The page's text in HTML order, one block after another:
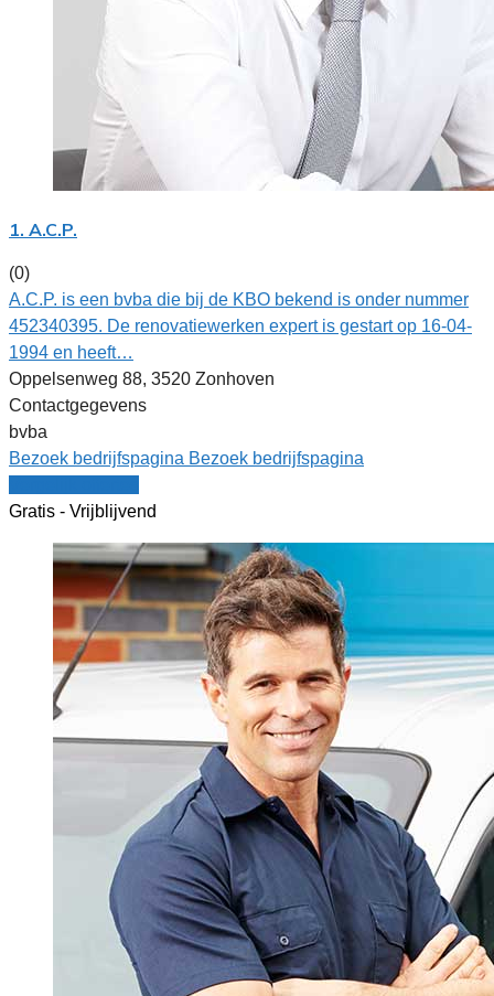
1. A.C.P.
(0)
A.C.P. is een bvba die bij de KBO bekend is onder nummer
452340395. De renovatiewerken expert is gestart op 16-04-
1994 en heeft…
Oppelsenweg 88, 3520 Zonhoven
Contactgegevens
bvba
Bezoek bedrijfspagina Bezoek bedrijfspagina
Gratis - Vrijblijvend